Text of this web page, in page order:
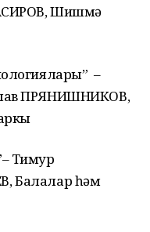
Шишмә
–
ПРЯНИШНИКОВ,
Тимур
Балалар һәм